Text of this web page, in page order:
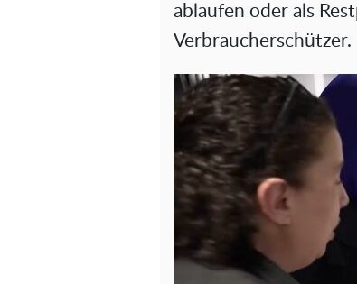
ablaufen oder als
Verbraucherschützer.